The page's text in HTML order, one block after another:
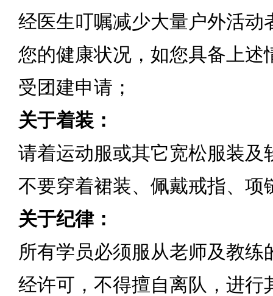
经医生叮嘱减少大量户外活动
您的健康状况，如您具备上述
受团建申请；
关于着装：
请着运动服或其它宽松服装及
不要穿着裙装、佩戴戒指、项
关于纪律：
所有学员必须服从老师及教练
经许可，不得擅自离队，进行